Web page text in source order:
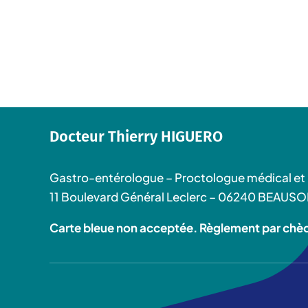
Docteur Thierry HIGUERO
Gastro-entérologue – Proctologue médical et
11 Boulevard Général Leclerc – 06240
Carte bleue non acceptée. Règlement par